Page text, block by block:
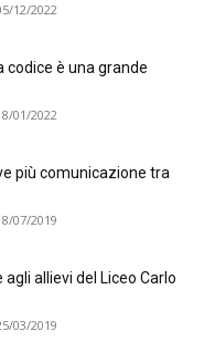
12/2022
codice è una grande
01/2022
più comunicazione tra
07/2019
allievi del Liceo Carlo
03/2019